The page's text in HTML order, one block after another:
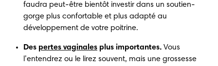
faudra peut-être bientôt investir dans un soutien-
gorge plus confortable et plus adapté au
développement de votre poitrine.
Des pertes vaginales plus importantes. Vous
l’entendrez ou le lirez souvent, mais une grossesse